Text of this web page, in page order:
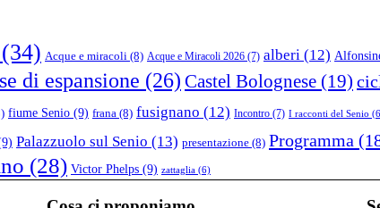
(34) Acque e miracoli (8) Acque e Miracoli 2026 (7) alberi (12)
di espansione (26) Castel Bolognese (19)
fiume Senio (9) frana (8) fusignano (12) Incontro (7) I racconti del Senio
Palazzuolo sul Senio (13) presentazione (8) Programma
(28) Victor Phelps (9) zattaglia (6)